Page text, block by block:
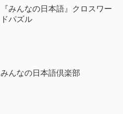
『みんなの日本語』クロスワー
ドパズル
みんなの日本語倶楽部